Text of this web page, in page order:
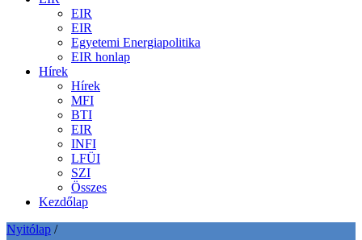
EIR
EIR
Egyetemi Energiapolitika
EIR honlap
Hírek
Hírek
MFI
BTI
EIR
INFI
LFÜI
SZI
Összes
Kezdőlap
Nyitólap /